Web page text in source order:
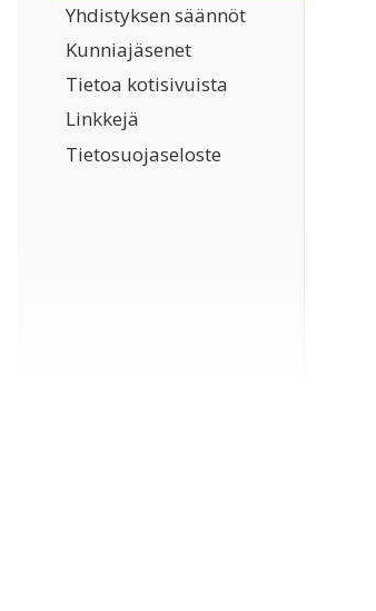
Yhdistyksen säännöt
Kunniajäsenet
Tietoa kotisivuista
Linkkejä
Tietosuojaseloste